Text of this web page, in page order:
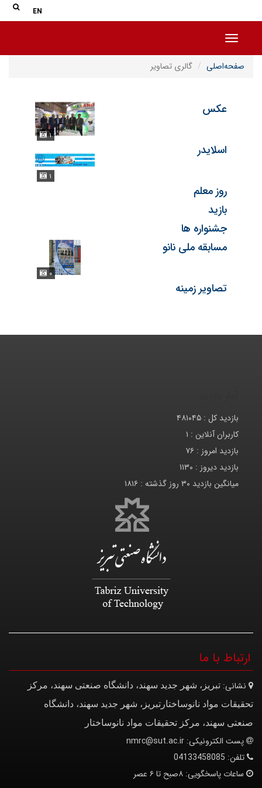
EN
Toggle navigation
صفحه‌اصلی گالری تصاویر
۱
عکس
۱
اسلایدر
روز معلم
بازید
جشنواره ها
۰
مسابقه ملی نانو
تصاویر زمینه
بازدید کل : ۴۸۱۰۴۵
کاربران آنلاین : ۱
بازدید امروز : ۷۶
بازدید دیروز : ۱۱۳۰
میانگین بازدید ۳۰ روز گذشته :
۱۸۱۶
ارتباط با ما
نشانی: تبریز، شهر جدید سهند، دانشگاه صنعتی سهند، مرکز
تحقیقات مواد نانوساختار تبریز، شهر جدید سهند، دانشگاه
صنعتی سهند، مرکز تحقیقات مواد نانوساختار
پست الکترونیکی: nmrc@sut.ac.ir
تلفن: 04133458085
ساعات پاسخگویی: ۸صبح تا ۶ عصر